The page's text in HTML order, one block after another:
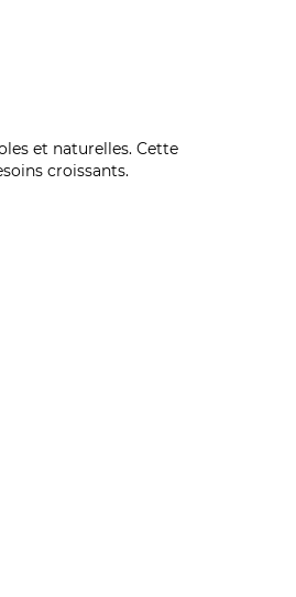
et naturelles. Cette
croissants.